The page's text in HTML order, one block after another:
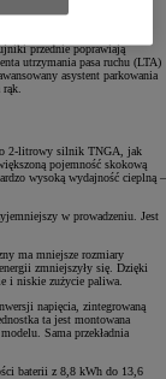
T-MATE obejmujące m.in.
przednia kamera
więcej obiektów
przednie poprawiają
utrzymania pasa ruchu (LTA)
asystent parkowania
2-litrowy silnik TNGA, jak
pojemność skokową
wysoką wydajność cieplną –
w prowadzeniu. Jest
ma mniejsze rozmiary
zmniejszyły się. Dzięki
i niskie zużycie paliwa.
napięcia, zintegrowaną
ta jest montowana
Sama przekładnia
baterii z 8,8 kWh do 13,6